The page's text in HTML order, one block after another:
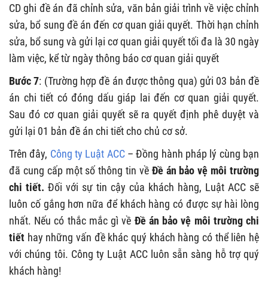
CD ghi đề án đã chỉnh sửa, văn bản giải trình về việc chỉnh
sửa, bổ sung đề án đến cơ quan giải quyết. Thời hạn chỉnh
sửa, bổ sung và gửi lại cơ quan giải quyết tối đa là 30 ngày
làm việc, kể từ ngày thông báo cơ quan giải quyết
Bước 7: (Trường hợp đề án được thông qua) gửi 03 bản đề
án chi tiết có đóng dấu giáp lai đến cơ quan giải quyết.
Sau đó cơ quan giải quyết sẽ ra quyết định phê duyệt và
gửi lại 01 bản đề án chi tiết cho chủ cơ sở.
Trên đây, Công ty Luật ACC– Đồng hành pháp lý cùng bạn
đã cung cấp một số thông tin về Đề án bảo vệ môi trường
chi tiết. Đối với sự tin cậy của khách hàng, Luật ACC sẽ
luôn cố gắng hơn nữa để khách hàng có được sự hài lòng
nhất. Nếu có thắc mắc gì về Đề án bảo vệ môi trường chi
tiết hay những vấn đề khác quý khách hàng có thể liên hệ
với chúng tôi. Công ty Luật ACC luôn sẵn sàng hỗ trợ quý
khách hàng!